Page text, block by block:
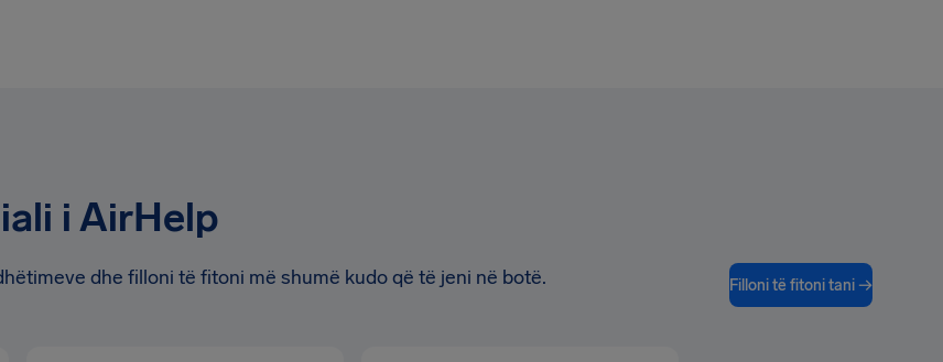
i AirHelp
dhe filloni të fitoni më shumë kudo që të jeni në botë. Filloni të fitoni tani →